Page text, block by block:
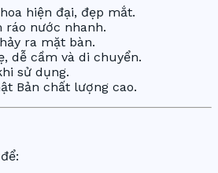
hiện đại, đẹp mắt.
ráo nước nhanh.
ra mặt bàn.
dễ cầm và di chuyển.
sử dụng.
Bản chất lượng cao.